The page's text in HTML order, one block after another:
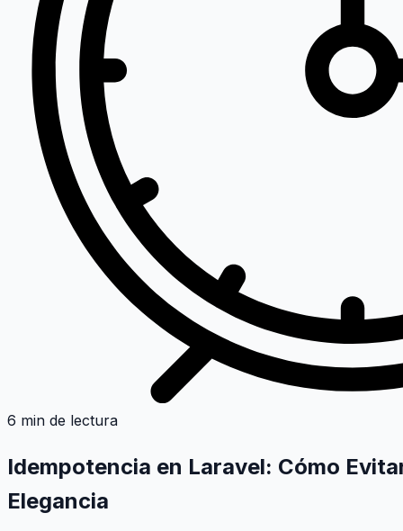
6 min de lectura
Idempotencia en Laravel: Cómo
Elegancia